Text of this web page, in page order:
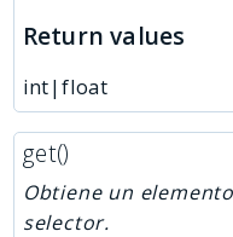
Return values
int|float
get()
Obtiene un
selector.